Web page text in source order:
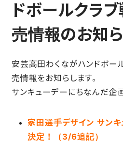
FAN CLUB
CSR
SCHOOL
ドボールクラ
売情報のお知
安芸高田わくながハンドボー
売情報をお知らします。
サンキューデーにちなんだ企
家田選手デザイン サン
決定！（3/6追記）